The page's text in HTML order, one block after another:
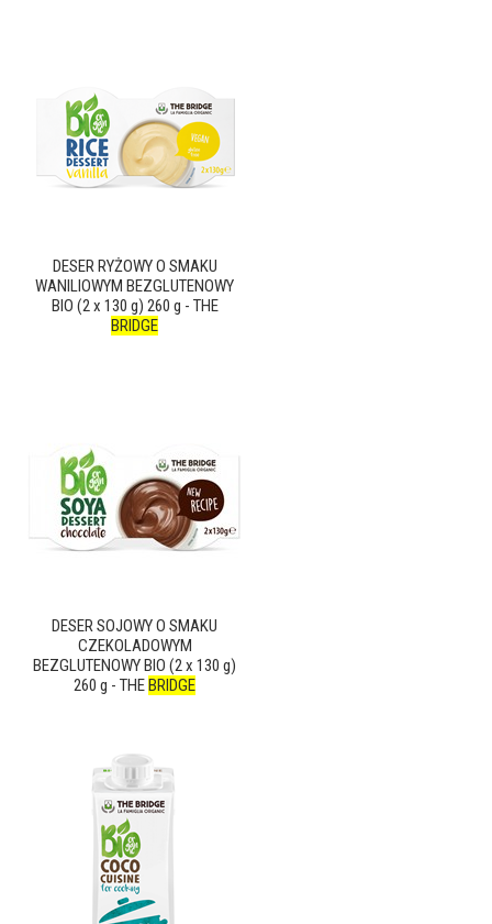
DESER RYŻOWY O SMAKU
WANILIOWYM BEZGLUTENOWY
BIO (2 x 130 g) 260 g - THE
BRIDGE
DESER SOJOWY O SMAKU
CZEKOLADOWYM
BEZGLUTENOWY BIO (2 x 130 g)
260 g - THEBRIDGE